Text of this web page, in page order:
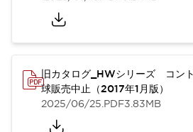
旧カタログ_HWシリーズ コン
球販売中止（2017年1月版）
2025/06/25.PDF3.83MB